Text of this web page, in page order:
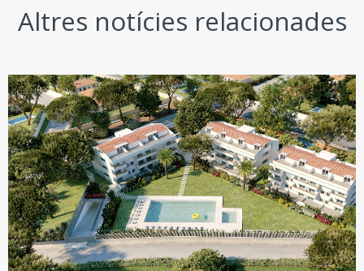
Altres notícies relacionades